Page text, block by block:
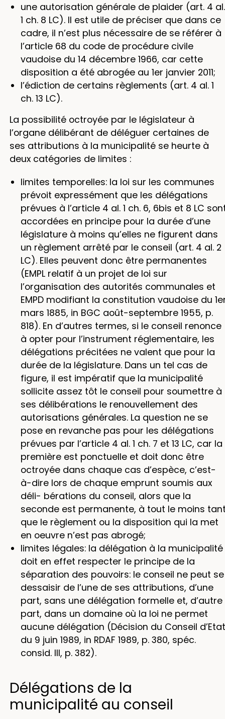
une autorisation générale de plaider (art. 4 al.
1 ch. 8 LC). Il est utile de préciser que dans ce
cadre, il n’est plus nécessaire de se référer à
l’article 68 du code de procédure civile
vaudoise du 14 décembre 1966, car cette
disposition a été abrogée au 1er janvier 2011;
l’édiction de certains règlements (art. 4 al. 1
ch. 13 LC).
La possibilité octroyée par le législateur à
l’organe délibérant de déléguer certaines de
ses attributions à la municipalité se heurte à
deux catégories de limites :
limites temporelles: la loi sur les communes
prévoit expressément que les délégations
prévues à l’article 4 al. 1 ch. 6, 6bis et 8 LC
accordées en principe pour la durée d’une
législature à moins qu’elles ne figurent dans
un règlement arrêté par le conseil (art. 4 al. 2
LC). Elles peuvent donc être permanentes
(EMPL relatif à un projet de loi sur
l’organisation des autorités communales et
EMPD modifiant la constitution vaudoise du
mars 1885, in BGC août-septembre 1955, p.
818). En d’autres termes, si le conseil renonce
à opter pour l’instrument réglementaire, les
délégations précitées ne valent que pour la
durée de la législature. Dans un tel cas de
figure, il est impératif que la municipalité
sollicite assez tôt le conseil pour soumettre à
ses délibérations le renouvellement des
autorisations générales. La question ne se
pose en revanche pas pour les délégations
prévues par l’article 4 al. 1 ch. 7 et 13 LC, car la
première est ponctuelle et doit donc être
octroyée dans chaque cas d’espèce, c’est-
à-dire lors de chaque emprunt soumis aux
déli- bérations du conseil, alors que la
seconde est permanente, à tout le moins
que le règlement ou la disposition qui la met
en oeuvre n’est pas abrogé;
limites légales: la délégation à la municipalité
doit en effet respecter le principe de la
séparation des pouvoirs: le conseil ne peut se
dessaisir de l’une de ses attributions, d’une
part, sans une délégation formelle et, d’autre
part, dans un domaine où la loi ne permet
aucune délégation (Décision du Conseil d’Etat
du 9 juin 1989, in RDAF 1989, p. 380, spéc.
consid. III, p. 382).
Délégations de la
municipalité au conseil